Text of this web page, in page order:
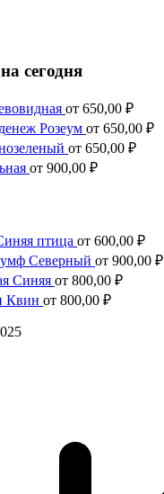
сегодня
от 650,00 ₽
Розеум от 650,00 ₽
от 650,00 ₽
от 900,00 ₽
птица от 600,00 ₽
Северный от 900,00 ₽
Синяя от 800,00 ₽
Квин от 800,00 ₽